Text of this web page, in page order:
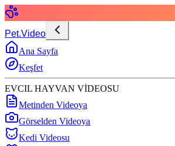
Pet.Video
Ana Sayfa
Keşfet
EVCIL HAYVAN VİDEOSU
Metinden Videoya
Görselden Videoya
Kedi Videosu